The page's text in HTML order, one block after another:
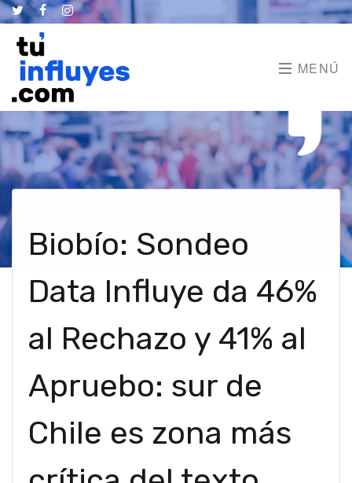
MENÚ
Biobío: Sondeo
Data Influye da 46%
al Rechazo y 41% al
Apruebo: sur de
Chile es zona más